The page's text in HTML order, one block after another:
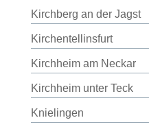
Kirchberg an der Jagst
Kirchentellinsfurt
Kirchheim am Neckar
Kirchheim unter Teck
Knielingen